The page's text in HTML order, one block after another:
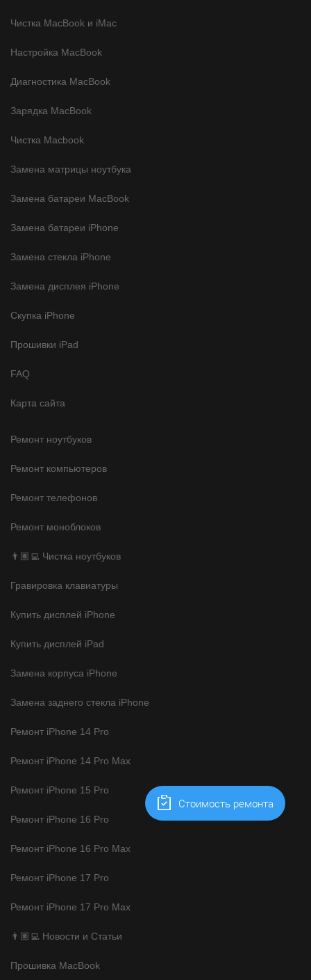
Чистка MacBook и iMac
Настройка MacBook
Диагностика MacBook
Зарядка MacBook
Чистка Macbook
Замена матрицы ноутбука
Замена батареи MacBook
Замена батареи iPhone
Замена стекла iPhone
Замена дисплея iPhone
Скупка iPhone
Прошивки iPad
FAQ
Карта сайта
Ремонт ноутбуков
Ремонт компьютеров
Ремонт телефонов
Ремонт моноблоков
👨🏽‍💻 Чистка ноутбуков
Гравировка клавиатуры
Купить дисплей iPhone
Купить дисплей iPad
Замена корпуса iPhone
Замена заднего стекла iPhone
Ремонт iPhone 14 Pro
Ремонт iPhone 14 Pro Max
Ремонт iPhone 15 Pro
Ремонт iPhone 16 Pro
Ремонт iPhone 16 Pro Max
Ремонт iPhone 17 Pro
Ремонт iPhone 17 Pro Max
👨🏽‍💻 Новости и Статьи
Прошивка MacBook
Cтоимость ремонта